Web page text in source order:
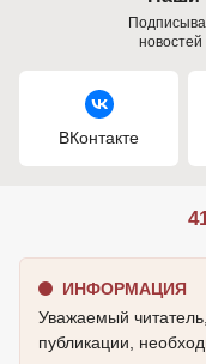
ВКонтакте
ИНФОРМАЦИЯ
Уважаемый
публикации,